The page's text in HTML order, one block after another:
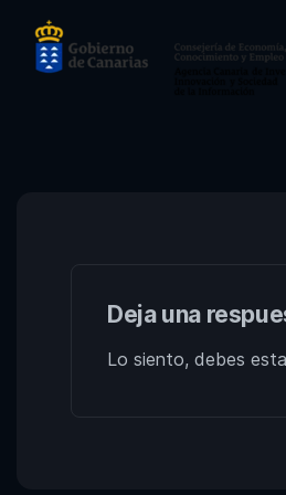
Deja una
Lo siento, debes